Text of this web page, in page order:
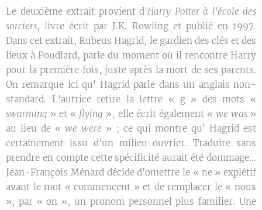
Le deuxième extrait provient d'Harry Potter à l'école des
sorciers, livre écrit par J.K. Rowling et publié en 1997.
Dans cet extrait, Rubeus Hagrid, le gardien des clés et des
lieux à Poudlard, parle du moment où il rencontre Harry
pour la première fois, juste après la mort de ses parents.
On remarque ici qu' Hagrid parle dans un anglais non-
standard. L'autrice retire la lettre « g » des mots «
swarming » et « flying », elle écrit également « we was»
au lieu de «we were » ; ce qui montre qu' Hagrid est
certainement issu d'un milieu ouvrier. Traduire sans
prendre en compte cette spécificité aurait été dommage...
Jean-François Ménard décide d'omettre le « ne » explétif
avant le mot « commencent » et de remplacer le « nous
», par « on », un pronom personnel plus familier. Une